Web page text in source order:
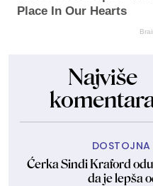
Place In Our Hearts
Najviše
DOSTOJNA
Ćerka Sindi Kraford
da je lepša